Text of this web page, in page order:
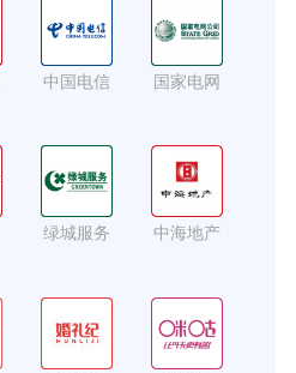
中国电信 国家电网
绿城服务 中海地产